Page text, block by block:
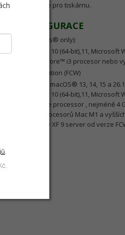
NENÍ licence pro tiskárnu.
KONFIGURACE
server (Windows® only):
Windows 10 (64-bit),11, Microsoft
Intel® Core™ i3 procesor nebo
WorkStation (FCW)
Software macOS® 13, 14, 15 a
Windows 10 (64-bit),11, Microsoft
Multicore processor , nejméně 4
podpora procesorů Mac M1 a
s Fiery XF 9 server od verze
.